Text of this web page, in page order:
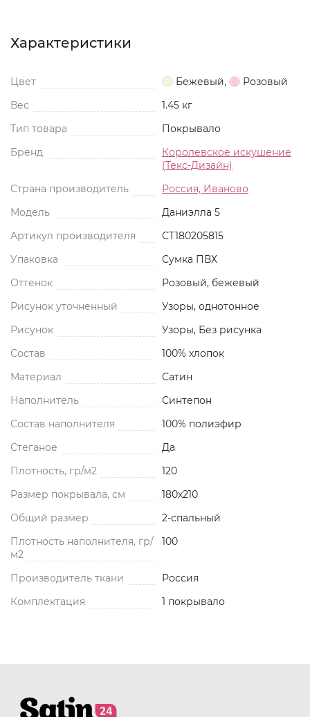
Характеристики
Цвет Бежевый,
Розовый
Вес
1.45 кг
Тип товара
Покрывало
Бренд
Королевское искушение
(Текс-Дизайн)
Страна производитель
Россия, Иваново
Модель
Даниэлла 5
Артикул производителя
СТ180205815
Упаковка
Сумка ПВХ
Оттенок
Розовый, бежевый
Рисунок уточненный
Узоры, однотонное
Рисунок
Узоры, Без рисунка
Состав
100% хлопок
Материал
Сатин
Наполнитель
Синтепон
Состав наполнителя
100% полиэфир
Стеганое
Да
Плотность, гр/м2
120
Размер покрывала, см
180x210
Общий размер
2-спальный
Плотность наполнителя, гр/
м2
100
Производитель ткани
Россия
Комплектация
1 покрывало